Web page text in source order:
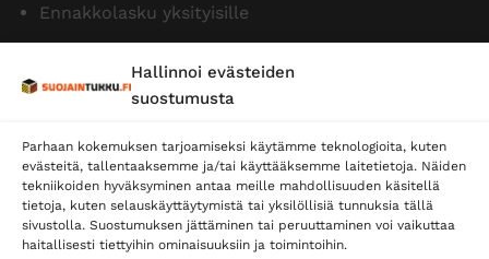
Hallinnoi evästeiden
suostumusta
Parhaan kokemuksen tarjoamiseksi käytämme teknologioita, kuten
evästeitä, tallentaaksemme ja/tai käyttääksemme laitetietoja. Näiden
tekniikoiden hyväksyminen antaa meille mahdollisuuden käsitellä
tietoja, kuten selauskäyttäytymistä tai yksilöllisiä tunnuksia tällä
sivustolla. Suostumuksen jättäminen tai peruuttaminen voi vaikuttaa
haitallisesti tiettyihin ominaisuuksiin ja toimintoihin.
Ennakkolasku yksityisille
Toimitustavat
Posti